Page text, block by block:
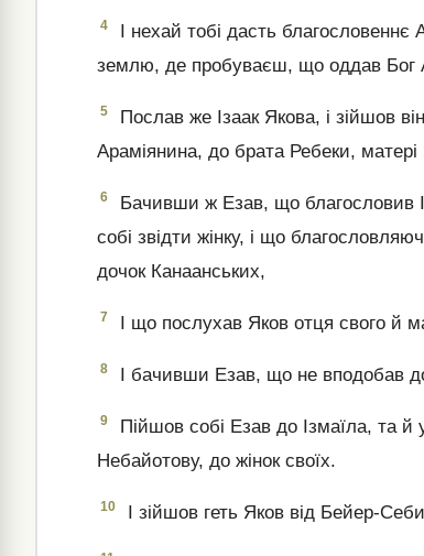
4
І нехай тобі дасть
землю, де пробуваєш, що оддав Бог
5
Послав же Ізаак Якова, і зійшов
Араміянина, до брата Ребеки,
6
Бачивши ж Езав, що благословив
собі звідти жінку, і що
дочок Канаанських,
7 І що послухав Яков отця свого й
8 І бачивши Езав, що не вподобав
9
Пійшов собі Езав до Ізмаїла, та й
Небайотову, до жінок своїх.
10 І зійшов геть Яков від Бейер-